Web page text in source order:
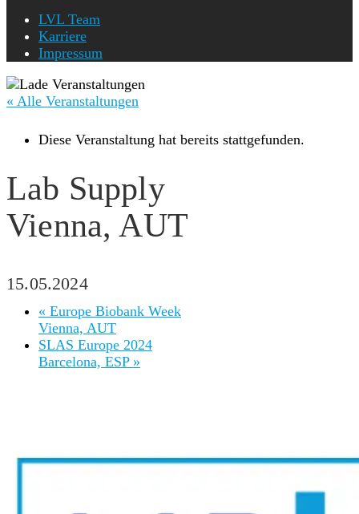
LVL Team
Karriere
Impressum
« Alle Veranstaltungen
Diese Veranstaltung hat bereits stattgefunden.
Lab Supply
Vienna, AUT
15.05.2024
« Europe Biobank Week
Vienna, AUT
SLAS Europe 2024
Barcelona, ESP »